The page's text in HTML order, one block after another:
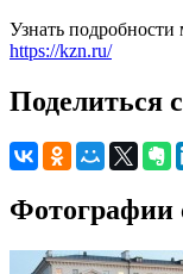
Узнать подробности
https://kzn.ru/
Поделиться
Фотографии